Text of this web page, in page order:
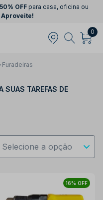
50% OFFpara casa, oficina ou
Aproveite!
0
Furadeiras
SUAS TAREFAS DE
16% OFF